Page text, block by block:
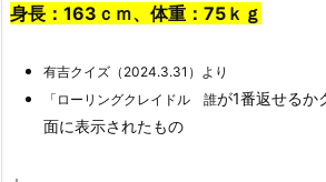
身長：163ｃｍ、体重：75ｋｇ
有吉クイズ（2024.3.31）より
「ローリングクレイドル 誰が1番返せるか
面に表示されたもの